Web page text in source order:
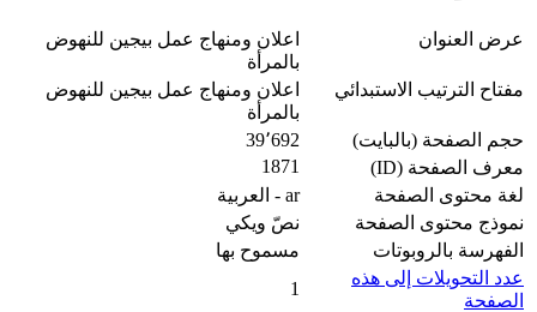
عرض العنوان
اعلان ومنهاج عمل بيجين للنهوض
بالمرأة
مفتاح الترتيب الاستبدائي
اعلان ومنهاج عمل بيجين للنهوض
بالمرأة
حجم الصفحة (بالبايت)
39٬692
معرف الصفحة (ID)
1871
لغة محتوى الصفحة
ar - العربية
نموذج محتوى الصفحة
نصّ ويكي
الفهرسة بالروبوتات
مسموح بها
عدد التحويلات إلى هذه
الصفحة
1